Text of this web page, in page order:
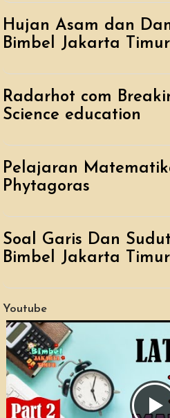
Hujan Asam dan
Bimbel Jakarta Timur
Radarhot com
Science education
Pelajaran
Phytagoras
Soal Garis Dan
Bimbel Jakarta Timur
Youtube